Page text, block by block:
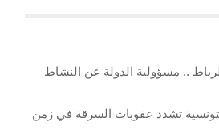
.. مسؤولية الدولة عن النشاط
تشدد عقوبات السرقة في زمن